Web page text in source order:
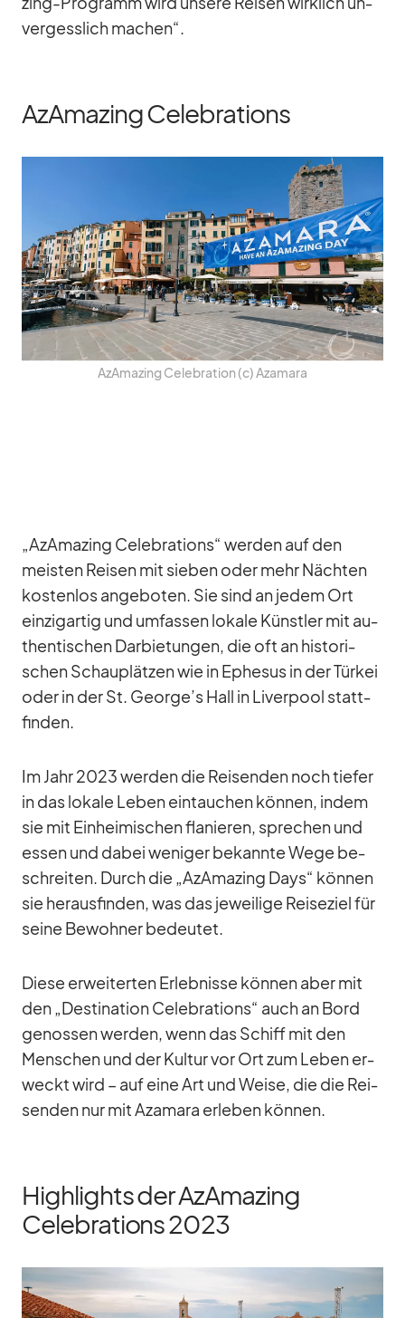
ver­gess­lich ma­chen“.
AzAmazing Celebrations
AzAma­zing Ce­le­bra­tion (c) Aza­mara
„AzAma­zing Ce­le­bra­ti­ons“ wer­den auf den
meis­ten Rei­sen mit sie­ben oder mehr Näch­ten
kos­ten­los an­ge­bo­ten. Sie sind an je­dem Ort
ein­zig­ar­tig und um­fas­sen lo­kale Künst­ler mit au­
then­ti­schen Dar­bie­tun­gen, die oft an his­to­ri­
schen Schau­plät­zen wie in Ephe­sus in der Tür­kei
oder in der St. George’s Hall in Li­ver­pool statt­
fin­den.
Im Jahr 2023 wer­den die Rei­sen­den noch tie­fer
in das lo­kale Le­ben ein­tau­chen kön­nen, in­dem
sie mit Ein­hei­mi­schen fla­nie­ren, spre­chen und
es­sen und da­bei we­ni­ger be­kannte Wege be­
schrei­ten. Durch die „AzAma­zing Days“ kön­nen
sie her­aus­fin­den, was das je­wei­lige Rei­se­ziel für
seine Be­woh­ner be­deu­tet.
Diese er­wei­ter­ten Er­leb­nisse kön­nen aber mit
den „De­sti­na­tion Ce­le­bra­ti­ons“ auch an Bord
ge­nos­sen wer­den, wenn das Schiff mit den
Men­schen und der Kul­tur vor Ort zum Le­ben er­
weckt wird – auf eine Art und Weise, die die Rei­
sen­den nur mit Aza­mara er­le­ben kön­nen.
Highlights der AzAmazing
Celebrations 2023